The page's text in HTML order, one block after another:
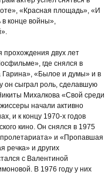
«Красная площадь», «И
конце войны»,
прохождения двух лет
где снялся в
«Былое и думы» и в
он сыграл роль, сделавшую
Михалкова «Свой среди
начали активно
и к концу 1970-х годов
кино. Он снялся в 1975
и «Пропавшая
речка» и других
с Валентиной
В 1976 году у них